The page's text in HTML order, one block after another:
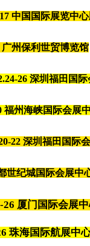
中国国际展览中
广州保利世贸博览馆
26 深圳福田国
福州海峡国际会展
22 深圳福田国际
世纪城国际会展中
26 厦门国际会展
珠海国际航展中